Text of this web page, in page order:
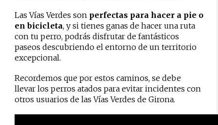
Las Vías Verdes son perfectas para hacer a pie o
en bicicleta, y si tienes ganas de hacer una ruta
con tu perro, podrás disfrutar de fantásticos
paseos descubriendo el entorno de un territorio
excepcional.
Recordemos que por estos caminos, se debe
llevar los perros atados para evitar incidentes con
otros usuarios de las Vías Verdes de Girona.